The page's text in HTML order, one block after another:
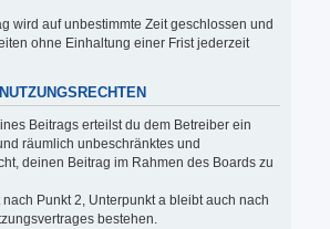
wird auf unbestimmte Zeit geschlossen und
ohne Einhaltung einer Frist jederzeit
Beitrags erteilst du dem Betreiber ein
räumlich unbeschränktes und
deinen Beitrag im Rahmen des Boards zu
Punkt 2, Unterpunkt a bleibt auch nach
bestehen.